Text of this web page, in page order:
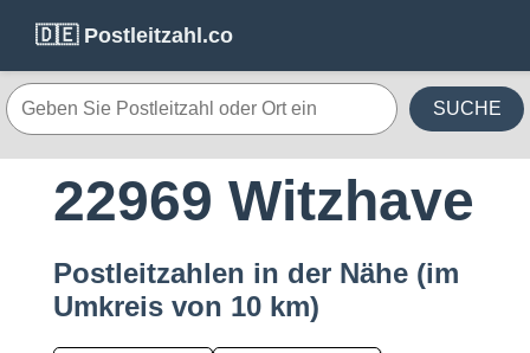
🇩🇪 Postleitzahl.co
SUCHE
22969 Witzhave
Postleitzahlen in der Nähe (im
Umkreis von 10 km)